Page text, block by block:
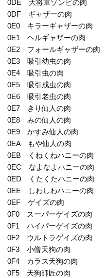
0DE 大将軍ゾンビの肉
0DF ギャザーの肉
0E0 キラーギャザーの肉
0E1 ヘルギャザーの肉
0E2 フォールギャザーの肉
0E3 吸引幼虫の肉
0E4 吸引虫の肉
0E5 吸引成虫の肉
0E6 吸引老虫の肉
0E7 きり仙人の肉
0E8 みの仙人の肉
0E9 かすみ仙人の肉
0EA もや仙人の肉
0EB くねくねハニーの肉
0EC なよなよハニーの肉
0ED くたくたハニーの肉
0EE しわしわハニーの肉
0EF ゲイズの肉
0F0 スーパーゲイズの肉
0F1 ハイパーゲイズの肉
0F2 ウルトラゲイズの肉
0F3 小僧天狗の肉
0F4 カラス天狗の肉
0F5 天狗師匠の肉